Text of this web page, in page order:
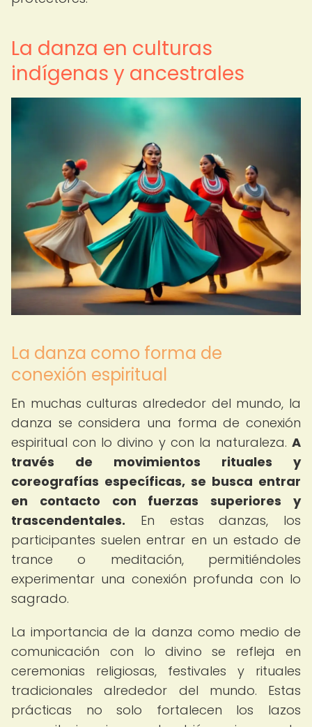
La danza en culturas
indígenas y ancestrales
La danza como forma de
conexión espiritual
En muchas culturas alrededor del mundo, la
danza se considera una forma de conexión
espiritual con lo divino y con la naturaleza. A
través de movimientos rituales y
coreografías específicas, se busca entrar
en contacto con fuerzas superiores y
trascendentales. En estas danzas, los
participantes suelen entrar en un estado de
trance o meditación, permitiéndoles
experimentar una conexión profunda con lo
sagrado.
La importancia de la danza como medio de
comunicación con lo divino se refleja en
ceremonias religiosas, festivales y rituales
tradicionales alrededor del mundo. Estas
prácticas no solo fortalecen los lazos